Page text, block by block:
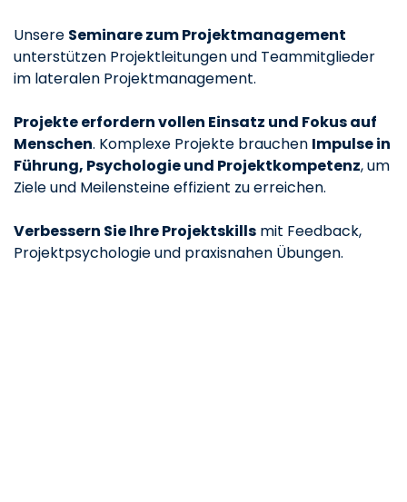
Unsere Seminare zum Projektmanagement
unterstützen Projektleitungen und Teammitglieder
im lateralen Projektmanagement.
Projekte erfordern vollen Einsatz und Fokus auf
Menschen. Komplexe Projekte brauchen Impulse in
Führung, Psychologie und Projektkompetenz, um
Ziele und Meilensteine effizient zu erreichen.
Verbessern Sie Ihre Projektskills mit Feedback,
Projektpsychologie und praxisnahen Übungen.